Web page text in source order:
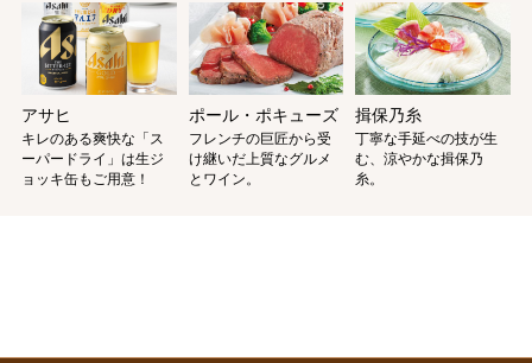
アサヒ
キレのある爽快な「ス
ーパードライ」は生ジ
ョッキ缶もご用意！
ポール・ポキューズ
フレンチの巨匠から受
け継いだ上質なグルメ
とワイン。
揖保乃糸
丁寧な手延べの技が生
む、涼やかな揖保乃
糸。
ファッション
ホーム＆インテリア
ベビー＆キッズ
出産内祝い
結婚内祝い
お香典返し
父の日
お中元
敬老の日